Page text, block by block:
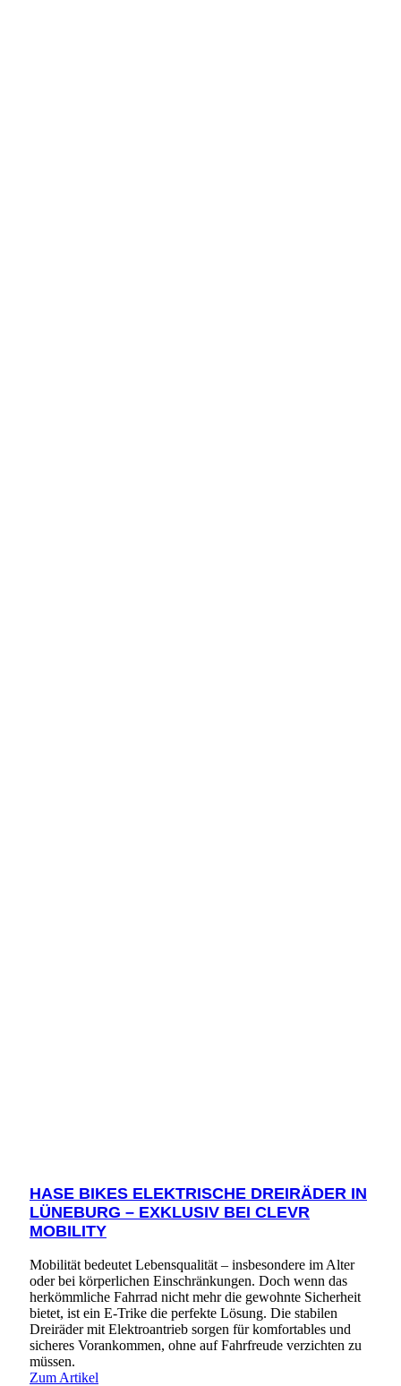
HASE BIKES ELEKTRISCHE DREIRÄDER IN
LÜNEBURG – EXKLUSIV BEI CLEVR
MOBILITY
Mobilität bedeutet Lebensqualität – insbesondere im Alter
oder bei körperlichen Einschränkungen. Doch wenn das
herkömmliche Fahrrad nicht mehr die gewohnte Sicherheit
bietet, ist ein E-Trike die perfekte Lösung. Die stabilen
Dreiräder mit Elektroantrieb sorgen für komfortables und
sicheres Vorankommen, ohne auf Fahrfreude verzichten zu
müssen.
Zum Artikel